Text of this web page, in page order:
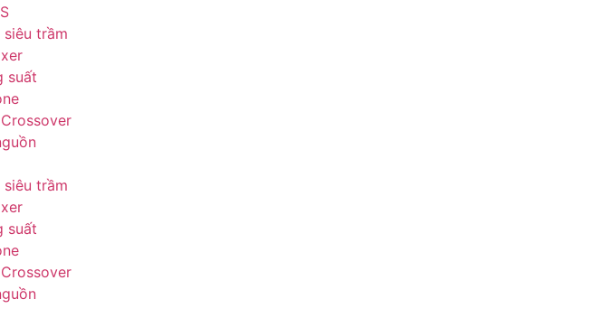
siêu trầm
suất
siêu trầm
suất